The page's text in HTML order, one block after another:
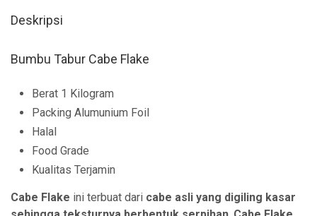
Deskripsi
Bumbu Tabur Cabe Flake
Berat 1 Kilogram
Packing Alumunium Foil
Halal
Food Grade
Kualitas Terjamin
Cabe Flake ini terbuat dari cabe asli yang digiling kasar